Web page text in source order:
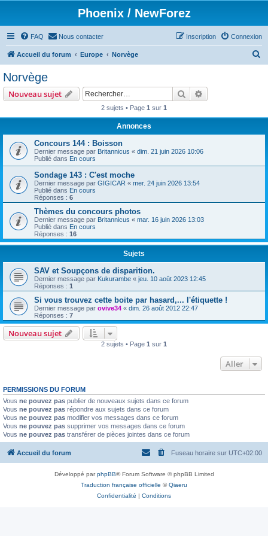
Phoenix / NewForez
FAQ Nous contacter Connexion
Inscription
Accueil du forum Europe Norvège
e
Norvège
Nouveau sujet Rechercher
2 sujets • Page 1 sur 1
Annonces
Concours 144 : Boisson
Dernier message par Britannicus « dim. 21 juin 2026 10:06
Publié dans En cours
Sondage 143 : C'est moche
Dernier message par GIGICAR « mer. 24 juin 2026 13:54
Publié dans En cours
Réponses : 6
Thèmes du concours photos
Dernier message par Britannicus « mar. 16 juin 2026 13:03
Publié dans En cours
Réponses : 16
Sujets
SAV et Soupçons de disparition.
Dernier message par Kukurambe « jeu. 10 août 2023 12:45
Réponses : 1
Si vous trouvez cette boite par hasard,... l'étiquette !
Dernier message par ovive34 « dim. 26 août 2012 22:47
Réponses : 7
Nouveau sujet
2 sujets • Page 1 sur 1
Aller
PERMISSIONS DU FORUM
Vous ne pouvez pas publier de nouveaux sujets dans ce forum
Vous ne pouvez pas répondre aux sujets dans ce forum
Vous ne pouvez pas modifier vos messages dans ce forum
Vous ne pouvez pas supprimer vos messages dans ce forum
Vous ne pouvez pas transférer de pièces jointes dans ce forum
Accueil du forum Fuseau horaire sur UTC+02:00
Développé parphpBB® Forum Software © phpBB Limited
Traduction française officielle ©Qiaeru
Confidentialité | Conditions